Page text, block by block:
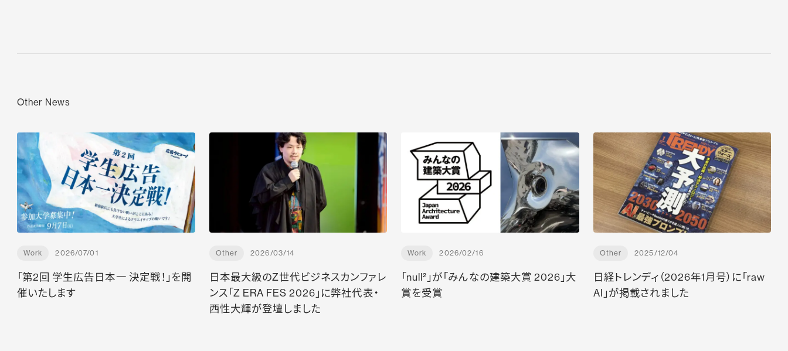
Other News
「第2回 学生広告日本一 決定戦！」を開
催いたします
Work 2026/07/01
日本最大級のZ世代ビジネスカンファレ
ンス「Z ERA FES 2026」に弊社代表・
西性大輝が登壇しました
Other 2026/03/14
「null²」が「みんなの建築大賞 2026」大
賞を受賞
Work 2026/02/16
日経トレンディ（2026年1月号）に「raw
AI」が掲載されました
Other 2025/12/04